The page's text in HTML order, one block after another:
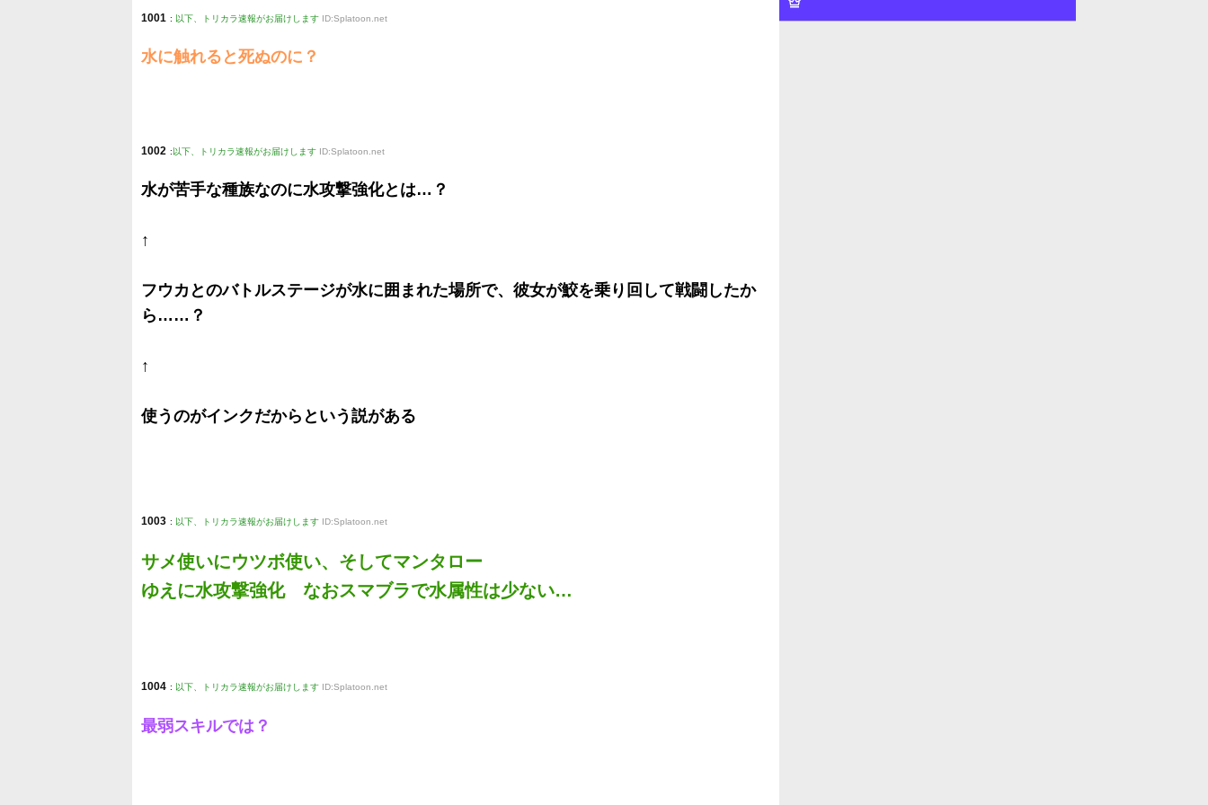
1001 : 以下、トリカラ速報がお届けします ID:Splatoon.net
水に触れると死ぬのに？
1002 : 以下、トリカラ速報がお届けします ID:Splatoon.net
水が苦手な種族なのに水攻撃強化とは…？
↑
フウカとのバトルステージが水に囲まれた場所で、彼女が鮫を乗り回して戦闘したか
ら……？
↑
使うのがインクだからという説がある
1003 : 以下、トリカラ速報がお届けします ID:Splatoon.net
サメ使いにウツボ使い、そしてマンタロー
ゆえに水攻撃強化 なおスマブラで水属性は少ない…
1004 : 以下、トリカラ速報がお届けします ID:Splatoon.net
最弱スキルでは？